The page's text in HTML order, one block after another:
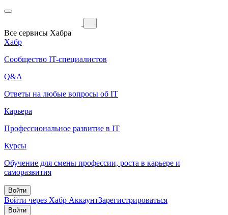
Все сервисы Хабра
Хабр
Сообщество IT-специалистов
Q&A
Ответы на любые вопросы об IT
Карьера
Профессиональное развитие в IT
Курсы
Обучение для смены профессии, роста в карьере и
саморазвития
Войти
Войти через Хабр АккаунтЗарегистрироваться
Войти